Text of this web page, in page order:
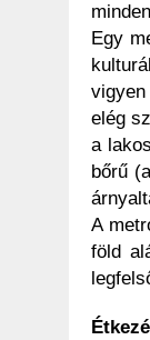
Egy
elég
a
bőrű
A
föld